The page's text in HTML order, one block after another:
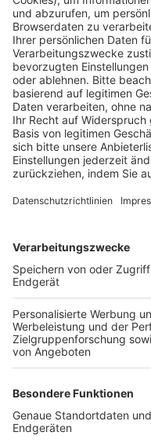
Pässe und Vereinswechsel
Trainerausbildung
Schulungsangebot
BFV-Geschäftsstellen
Trainerbörse
Login SpielPlus
FOLGE DEM BFV
TOP-VEREINE
TOP-PARTNER